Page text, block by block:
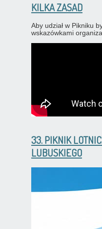
KILKA ZASAD
Aby udział w Pikniku
wskazówkami
33. PIKNIK
LUBUSKIEGO